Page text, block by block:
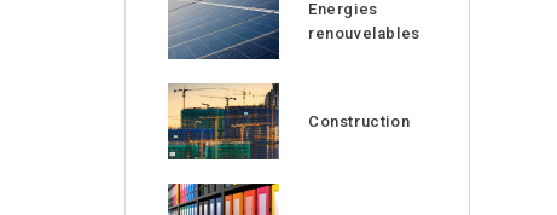
Energies
renouvelables
Construction